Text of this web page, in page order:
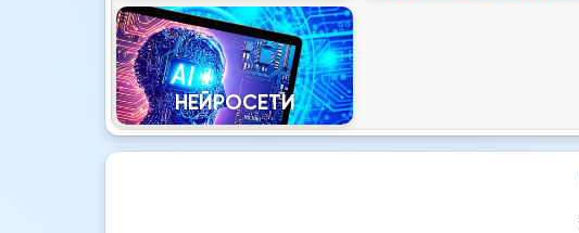
НЕЙРОСЕТИ